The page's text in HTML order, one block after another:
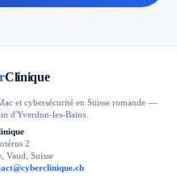
Clinique
et cybersécurité en Suisse romande —
d'Yverdon-les-Bains.
2
Vaud, Suisse